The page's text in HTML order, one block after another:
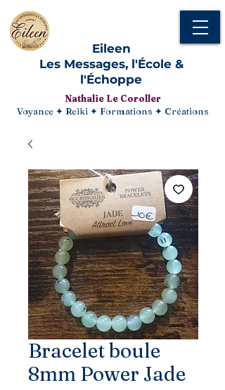
Eileen
Les Messages, l'École &
l'Échoppe
Nathalie Le Coroller
Voyance ✦ Reiki ✦ Formations ✦ Créations
Bracelet boule
8mm Power Jade